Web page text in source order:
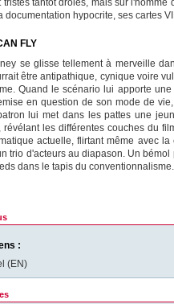
tristes tantôt drôles, mais sur
documentation hypocrite, ses cartes
FLY
se glisse tellement à merveille
être antipathique, cynique voire
Quand le scénario lui apporte
en question de son mode de
lui met dans les pattes une
révélant les différentes couches du
actuelle, flirtant même avec
trio d'acteurs au diapason. Un
dans le tapis du conventionnalisme.
:
(EN)